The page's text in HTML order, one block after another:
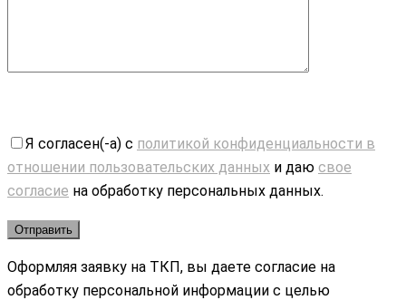
Я согласен(-а) с политикой конфиденциальности в
отношении пользовательских данных и даю свое
согласие на обработку персональных данных.
Оформляя заявку на ТКП, вы даете согласие на
обработку персональной информации с целью